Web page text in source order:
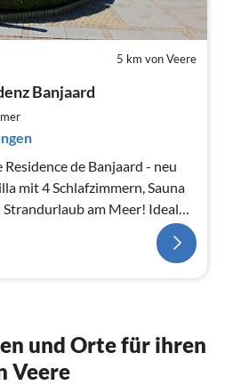
5 km von Veere
Banjaard
de Banjaard - neu
mit 4 Schlafzimmern, Sauna
und Orte für ihren
Veere